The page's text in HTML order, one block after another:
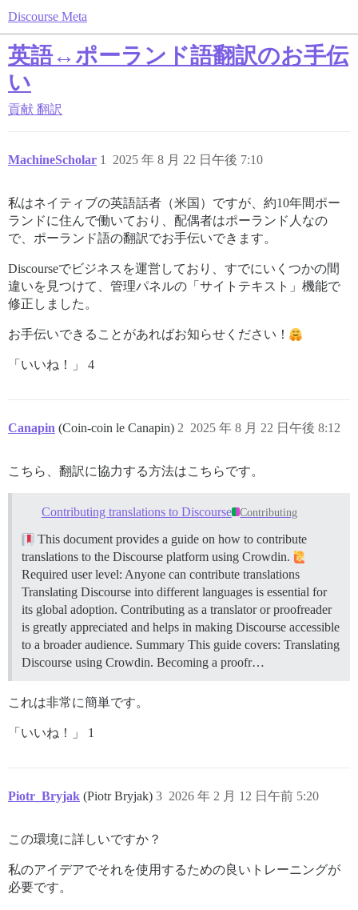
Discourse Meta
英語↔ポーランド語翻訳のお手伝
い
貢献 翻訳
MachineScholar 2025 年 8 月 22 日午後 7:10
1
私はネイティブの英語話者（米国）ですが、約10年間ポー
ランドに住んで働いており、配偶者はポーランド人なの
で、ポーランド語の翻訳でお手伝いできます。
Discourseでビジネスを運営しており、すでにいくつかの間
違いを見つけて、管理パネルの「サイトテキスト」機能で
修正しました。
お手伝いできることがあればお知らせください！
「いいね！」 4
Canapin (Coin-coin le Canapin) 2025 年 8 月 22 日午後 8:12
2
こちら、翻訳に協力する方法はこちらです。
Contributing translations to Discourse Contributing
This document provides a guide on how to contribute
translations to the Discourse platform using Crowdin.
Required user level: Anyone can contribute translations
Translating Discourse into different languages is essential for
its global adoption. Contributing as a translator or proofreader
is greatly appreciated and helps in making Discourse accessible
to a broader audience. Summary This guide covers: Translating
Discourse using Crowdin. Becoming a proofr…
これは非常に簡単です。
「いいね！」 1
Piotr_Bryjak (Piotr Bryjak) 2026 年 2 月 12 日午前 5:20
3
この環境に詳しいですか？
私のアイデアでそれを使用するための良いトレーニングが
必要です。